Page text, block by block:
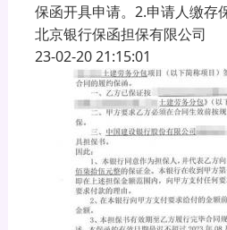
保函开具申请。2.申请人缴存
北京银行保函担保有限公司
23-02-20 21:15:01